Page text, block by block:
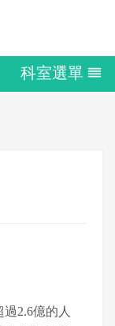
科室選單
2.6億的人